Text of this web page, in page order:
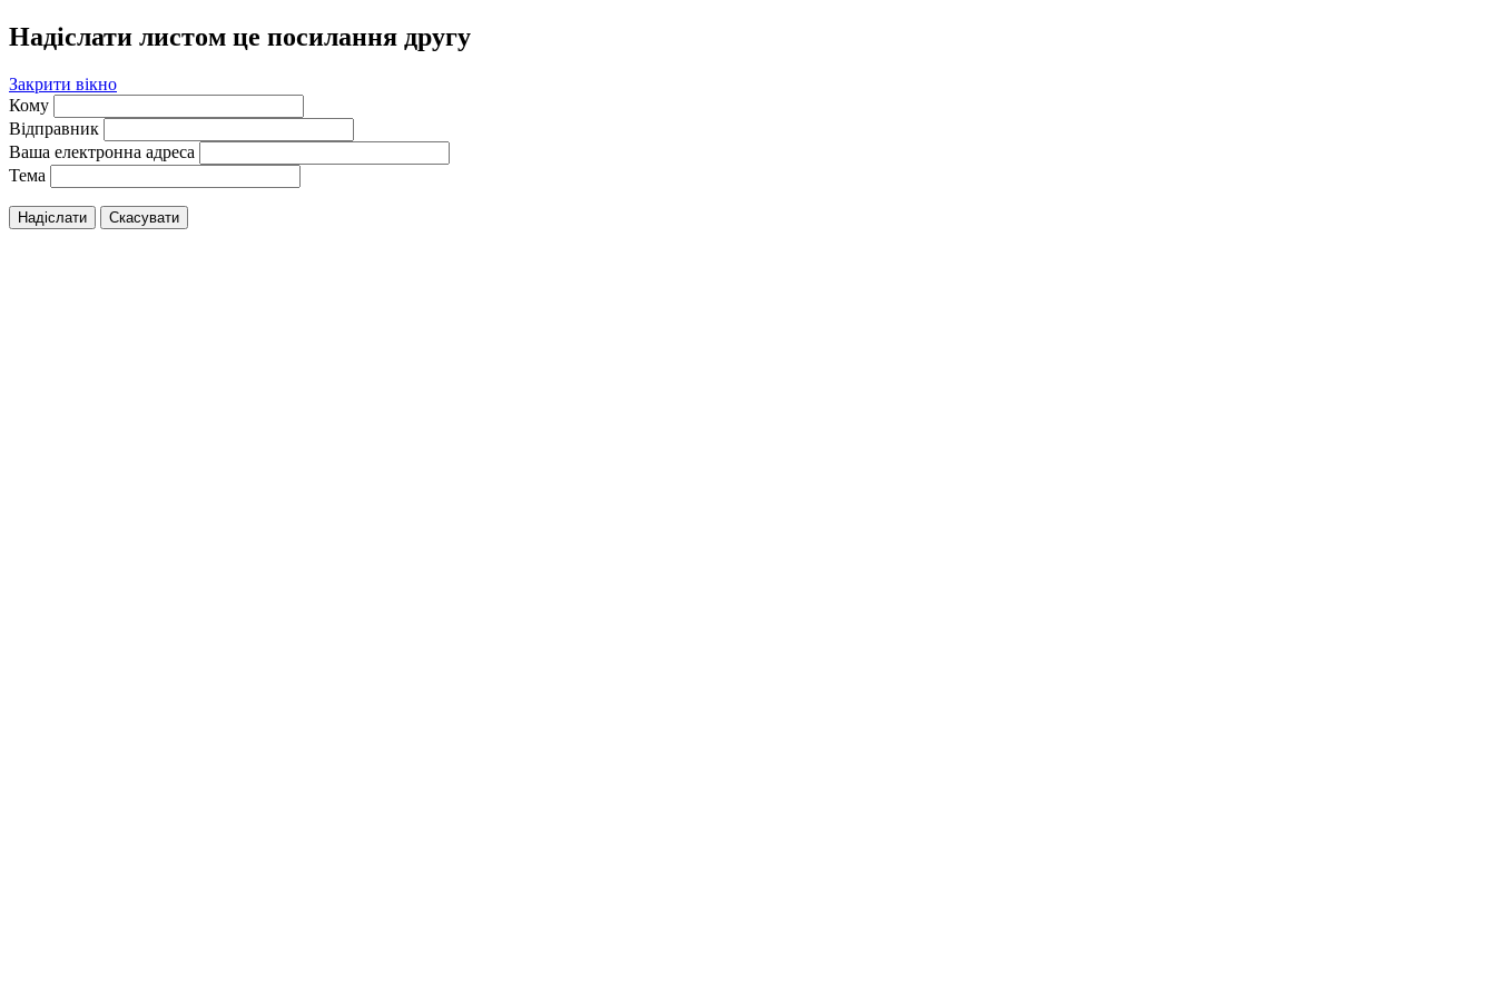
Надіслати листом це посилання другу
Закрити вікно
Кому
Відправник
Ваша електронна адреса
Тема
Надіслати Скасувати